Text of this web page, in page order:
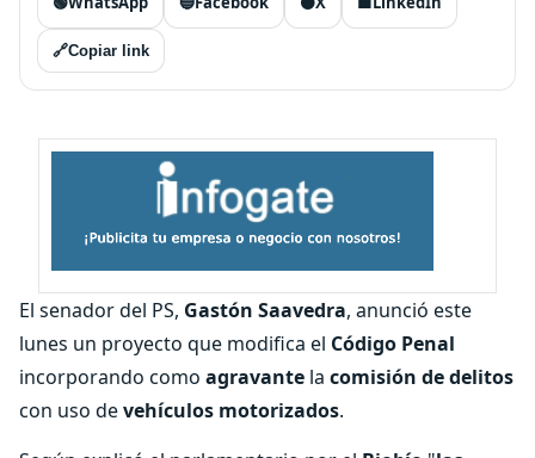
🔗Copiar link
El senador del PS, Gastón Saavedra, anunció este
lunes un proyecto que modifica el Código Penal
incorporando como agravante la comisión de delitos
con uso devehículos motorizados.